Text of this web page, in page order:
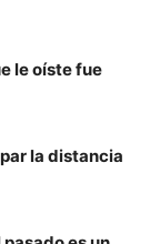
le oíste fue
la distancia